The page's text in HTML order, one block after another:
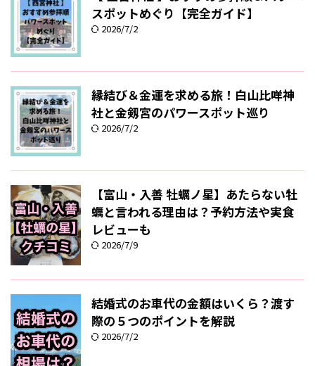
スポットめぐり【完全ガイド】
2026/7/2
縁結び＆金運を求める旅！白山比咩神
社と金剱宮のパワースポット巡り
2026/7/2
【富山・入善 牡蠣ノ星】あたらない牡
蠣と言われる理由は？予約方法や実食
レビューも
2026/7/9
結婚式のお車代の金額はいくら？渡す
際の５つのポイントを解説
2026/7/2